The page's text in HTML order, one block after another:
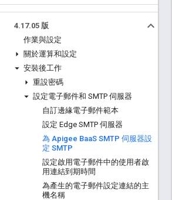
4.17.05 版
作業與設定
關於運算和設定
安裝後工作
重設密碼
設定電子郵件和 SMTP 伺服器
自訂邊緣電子郵件範本
設定 Edge SMTP 伺服器
為 Apigee BaaS SMTP 伺服器設
定 SMTP
設定啟用電子郵件中的使用者啟
用連結到期時間
為產生的電子郵件設定連結的主
機名稱